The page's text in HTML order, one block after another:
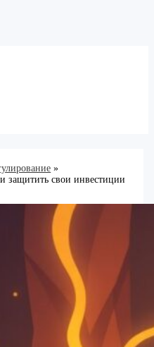
защитить свои инвестиции